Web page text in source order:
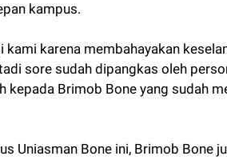
kampus.
karena membahayakan
sore sudah dipangkas oleh
kepada Brimob Bone yang sudah
Uniasman Bone ini, Brimob Bone